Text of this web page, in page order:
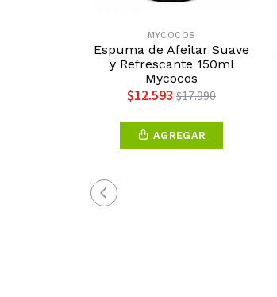
MYCOCOS
Espuma de Afeitar Suave
y Refrescante 150ml
Mycocos
$12.593 $17.990
AGREGAR